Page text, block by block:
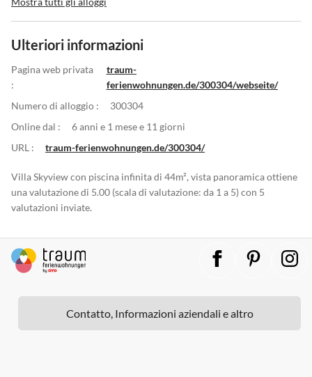
Ulteriori informazioni
Pagina web privata
:
traum-
ferienwohnungen.de/300304/webseite/
Numero di alloggio :
300304
Online dal :
6 anni e 1 mese e 11 giorni
URL :
traum-ferienwohnungen.de/300304/
Villa Skyview con piscina infinita di 44m², vista panoramica ottiene
una valutazione di 5.00 (scala di valutazione: da 1 a 5) con 5
valutazioni inviate.
Contatto, Informazioni aziendali e altro